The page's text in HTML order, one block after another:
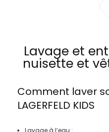
Lavage et
nuisette et
Comment laver
LAGERFELD KIDS
Lavage à l’eau :